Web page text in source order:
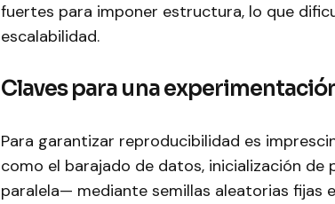
fuertes para imponer estructura, lo que
escalabilidad.
Claves para una
Para garantizar reproducibilidad es
como el barajado de datos, inicialización de
paralela— mediante semillas aleatorias fijas